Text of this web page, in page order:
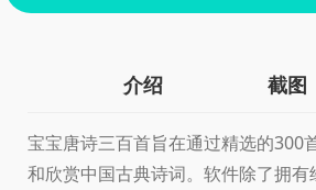
介绍 截图
宝宝唐诗三百首旨在通过精选的300
和欣赏中国古典诗词。软件除了拥